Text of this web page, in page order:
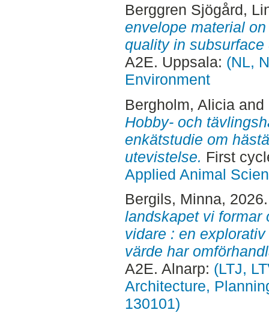
Berggren Sjögård,
envelope material
quality in subsurface
A2E. Uppsala: (NL,
Environment
Bergholm, Aliciaand
Hobby- och
enkätstudie om
utevistelse. First
Applied Animal
Bergils, Minna,
landskapet vi formar
vidare : en
värde har
A2E. Alnarp: (LTJ,
Architecture,
130101)